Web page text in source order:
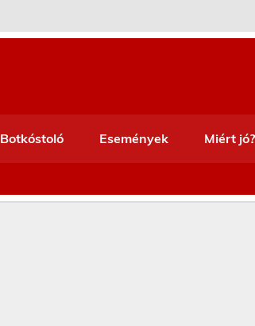
Botkóstoló Események Miért jó?